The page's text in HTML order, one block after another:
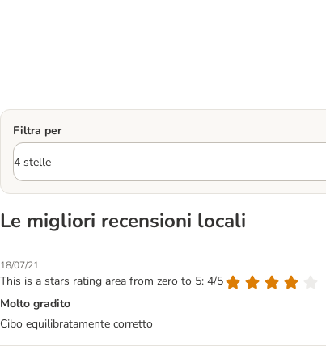
Filtra per
Le migliori recensioni locali
18/07/21
This is a stars rating area from zero to 5: 4/5
Molto gradito
Cibo equilibratamente corretto